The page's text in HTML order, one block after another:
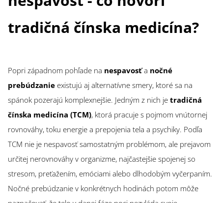
tradičná čínska medicína?
Popri západnom pohľade na nespavosťa nočné
prebúdzanie existujú aj alternatívne smery, ktoré sa na
spánok pozerajú komplexnejšie. Jedným z nich je tradičná
čínska medicína (TCM), ktorá pracuje s pojmom vnútornej
rovnováhy, toku energie a prepojenia tela a psychiky. Podľa
TCM nie je nespavosť samostatným problémom, ale prejavom
určitej nerovnováhy v organizme, najčastejšie spojenej so
stresom, preťažením, emóciami alebo dlhodobým vyčerpaním.
Nočné prebúdzanie v konkrétnych hodinách potom môže